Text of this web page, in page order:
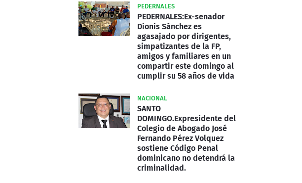
PEDERNALES
PEDERNALES:Ex-senador
Dionis Sánchez es
agasajado por dirigentes,
simpatizantes de la FP,
amigos y familiares en un
compartir este domingo al
cumplir su 58 años de vida
NACIONAL
SANTO
DOMINGO.Expresidente del
Colegio de Abogado José
Fernando Pérez Volquez
sostiene Código Penal
dominicano no detendrá la
criminalidad.